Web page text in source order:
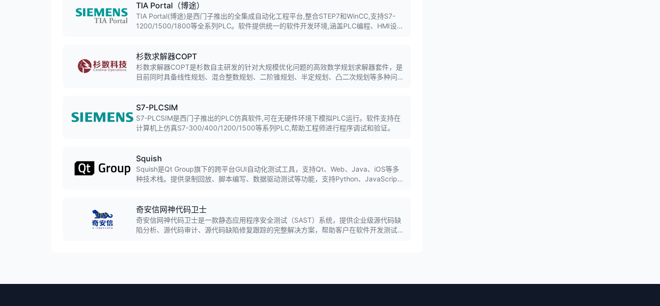
TIA Portal（博途）
TIA Portal(博途)是西门子推出的全集成自动化工程平台,整合STEP7和WinCC,支持S7-
1200/1500/1800等全系列PLC。软件提供统一的软件开发环境,涵盖PLC编程、HMI设
杉数求解器COPT
杉数求解器COPT是杉数自主研发的针对大规模优化问题的高效数学规划求解器套件，是
目前同时具备线性规划、混合整数规划、二阶锥规划、半定规划、凸二次规划等多种问题
S7-PLCSIM
S7-PLCSIM是西门子推出的PLC仿真软件,可在无硬件环境下模拟PLC运行。软件支持在
计算机上仿真S7-300/400/1200/1500等系列PLC,帮助工程师进行程序调试和验证。
Squish
Squish是Qt Group旗下的跨平台GUI自动化测试工具，支持Qt、Web、Java、iOS等多
种技术栈。提供录制回放、脚本编写、数据驱动测试等功能，支持Python、JavaScript
奇安信网神代码卫士
奇安信网神代码卫士是一款静态应用程序安全测试（SAST）系统，提供企业级源代码缺
陷分析、源代码审计、源代码缺陷修复跟踪的完整解决方案，帮助客户在软件开发测试过